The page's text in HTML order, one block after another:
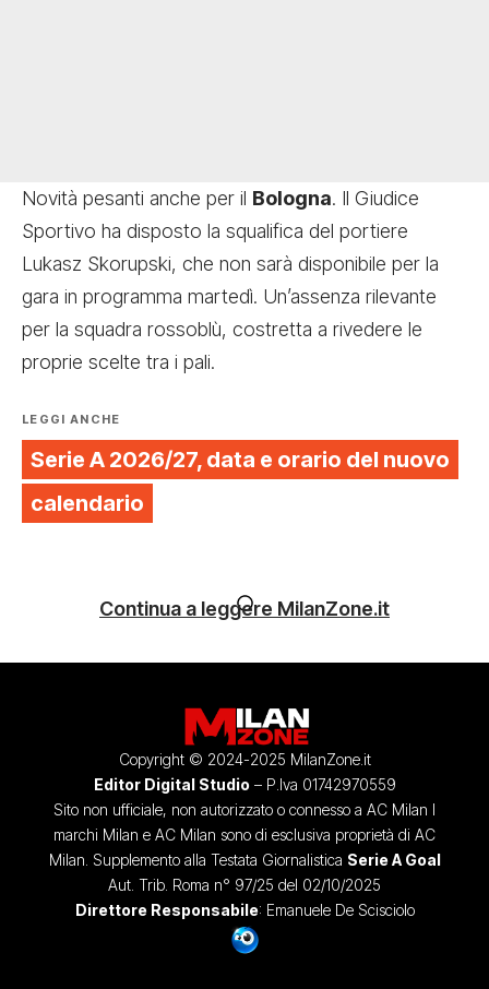
Novità pesanti anche per il Bologna. Il Giudice
Sportivo ha disposto la squalifica del portiere
Lukasz Skorupski, che non sarà disponibile per la
gara in programma martedì. Un’assenza rilevante
per la squadra rossoblù, costretta a rivedere le
proprie scelte tra i pali.
LEGGI ANCHE
Serie A 2026/27, data e orario del nuovo
calendario
Continua a leggere MilanZone.it
Copyright © 2024-2025 MilanZone.it
Editor Digital Studio – P.Iva 01742970559
Sito non ufficiale, non autorizzato o connesso a AC Milan I
marchi Milan e AC Milan sono di esclusiva proprietà di AC
Milan. Supplemento alla Testata Giornalistica Serie A Goal
Aut. Trib. Roma n° 97/25 del 02/10/2025
Direttore Responsabile: Emanuele De Scisciolo